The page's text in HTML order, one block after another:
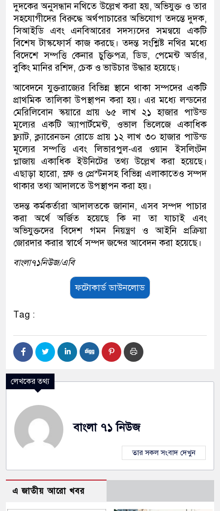
দুদকের অনুসন্ধান নথিতে উল্লেখ করা হয়, অভিযুক্ত ও তার
সহযোগীদের বিরুদ্ধে অর্থপাচারের অভিযোগ তদন্তে দুদক,
সিআইডি এবং এনবিআরের সদস্যদের সমন্বয়ে একটি
বিশেষ টাস্কফোর্স কাজ করছে। তদন্ত সংশ্লিষ্ট নথির মধ্যে
বিদেশে সম্পত্তি কেনার চুক্তিপত্র, ডিড, পেমেন্ট অর্ডার,
বুকিং মানির রশিদ, চেক ও ভাউচার উদ্ধার হয়েছে।
আবেদনে যুক্তরাজ্যের বিভিন্ন স্থানে থাকা সম্পদের একটি
প্রাথমিক তালিকা উপস্থাপন করা হয়। এর মধ্যে লন্ডনের
মেরিলিবোন স্কয়ারে প্রায় ৬৫ লাখ ২১ হাজার পাউন্ড
মূল্যের একটি অ্যাপার্টমেন্ট, ওভাল ভিলেজে একাধিক
ফ্ল্যাট, ক্ল্যারেনডন রোডে প্রায় ১২ লাখ ৩০ হাজার পাউন্ড
মূল্যের সম্পত্তি এবং লিভারপুল-এর ওয়ান ইসলিংটন
প্লাজায় একাধিক ইউনিটের তথ্য উল্লেখ করা হয়েছে।
এছাড়া হারো, স্লফ ও প্রেস্টনসহ বিভিন্ন এলাকাতেও সম্পদ
থাকার তথ্য আদালতে উপস্থাপন করা হয়।
তদন্ত কর্মকর্তারা আদালতকে জানান, এসব সম্পদ পাচার
করা অর্থে অর্জিত হয়েছে কি না তা যাচাই এবং
অভিযুক্তদের বিদেশ গমন নিয়ন্ত্রণ ও আইনি প্রক্রিয়া
জোরদার করার স্বার্থে সম্পদ জব্দের আবেদন করা হয়েছে।
বাংলা৭১নিউজ/এবি
ফটোকার্ড ডাউনলোড
Tag :
লেখকের তথ্য
বাংলা ৭১ নিউজ
তার সকল সংবাদ দেখুন
এ জাতীয় আরো খবর